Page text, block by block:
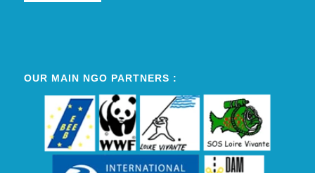
OUR MAIN NGO PARTNERS :